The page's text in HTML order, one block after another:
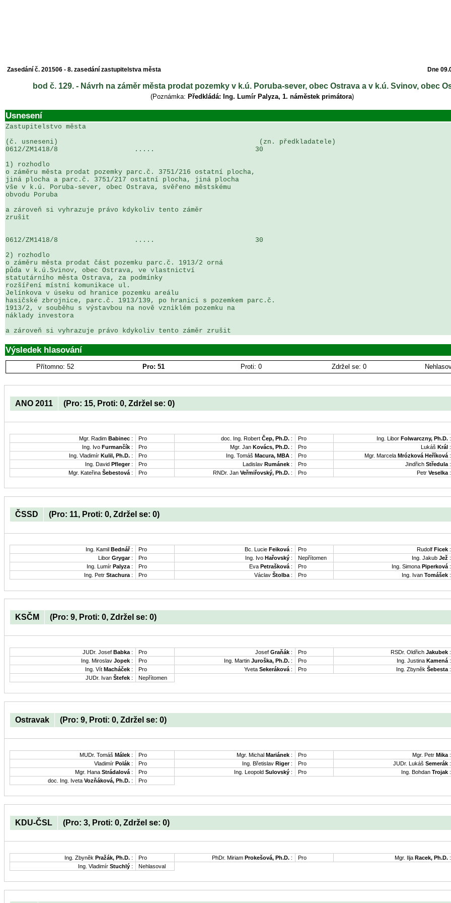
Zasedání č. 201506 - 8. zasedání zastupitelstva města Dne
bod č. 129. - Návrh na záměr města prodat pozemky v k.ú. Poruba-sever, obec Ostrava a v k.ú. Svinov, obec
(Poznámka: Předkládá: Ing. Lumír Palyza, 1. náměstek primátora)
Usnesení
Zastupitelstvo města
(č. usneseni)                                                  (zn. předkladatele)
0612/ZM1418/8                   .....                         30
1) rozhodlo
o záměru města prodat pozemky parc.č. 3751/216 ostatní plocha,
jiná plocha a parc.č. 3751/217 ostatní plocha, jiná plocha
vše v k.ú. Poruba-sever, obec Ostrava, svěřeno městskému
obvodu Poruba
a zároveň si vyhrazuje právo kdykoliv tento záměr
zrušit
0612/ZM1418/8                   .....                         30
2) rozhodlo
o záměru města prodat část pozemku parc.č. 1913/2 orná
půda v k.ú.Svinov, obec Ostrava, ve vlastnictví
statutárního města Ostrava, za podmínky
rozšíření místní komunikace ul.
Jelínkova v úseku od hranice pozemku areálu
hasičské zbrojnice, parc.č. 1913/139, po hranici s pozemkem parc.č.
1913/2, v souběhu s výstavbou na nově vzniklém pozemku na
náklady investora
a zároveň si vyhrazuje právo kdykoliv tento záměr zrušit
Výsledek hlasování
Přítomno: 52 Pro: 51 Proti: 0 Zdržel se: 0
ANO 2011 (Pro: 15, Proti: 0, Zdržel se: 0)
Mgr. Radim Babinec : Pro doc. Ing. Robert Čep, Ph.D. : Pro Ing. Libor Folwarczny, Ph.D. :
Ing. Ivo Furmančík : Pro Mgr. Jan Kovács, Ph.D. : Pro Lukáš Král :
Ing. Vladimír Kulil, Ph.D. : Pro Ing. Tomáš Macura, MBA : Pro Mgr. Marcela Mrózková Heříková :
Ing. David Pfleger: Pro Ladislav Rumánek : Pro Jindřich Středula :
Mgr. Kateřina Šebestová : Pro RNDr. Jan Veřmiřovský, Ph.D. : Pro Petr Veselka :
ČSSD (Pro: 11, Proti: 0, Zdržel se: 0)
Ing. Kamil Bednář: Pro Bc. Lucie Feiková: Pro Rudolf Ficek :
Libor Grygar: Pro Ing. Ivo Hařovský : Nepřítomen Ing. Jakub Jež :
Ing. Lumír Palyza: Pro Eva Petrašková: Pro Ing. Simona Piperková:
Ing. Petr Stachura: Pro Václav Štolba: Pro Ing. Ivan Tomášek :
KSČM (Pro: 9, Proti: 0, Zdržel se: 0)
JUDr. Josef Babka : Pro Josef Graňák : Pro RSDr. Oldřich Jakubek :
Ing. Miroslav Jopek : Pro Ing. Martin Juroška, Ph.D. : Pro Ing. Justina Kamená :
Ing. Vít Macháček : Pro Yveta Sekeráková : Pro Ing. Zbyněk Šebesta :
JUDr. Ivan Štefek : Nepřítomen
Ostravak (Pro: 9, Proti: 0, Zdržel se: 0)
MUDr. Tomáš Málek : Pro Mgr. Michal Mariánek : Pro Mgr. Petr Mika :
Vladimír Polák : Pro Ing. Břetislav Riger: Pro JUDr. Lukáš Semerák :
Mgr. Hana Strádalová : Pro Ing. Leopold Sulovský : Pro Ing. Bohdan Trojak :
doc. Ing. Iveta Vozňáková, Ph.D. : Pro
KDU-ČSL (Pro: 3, Proti: 0, Zdržel se: 0)
Ing. Zbyněk Pražák, Ph.D. : Pro PhDr. Miriam Prokešová, Ph.D. : Pro Mgr. Ilja Racek, Ph.D. :
Ing. Vladimír Stuchlý : Nehlasoval